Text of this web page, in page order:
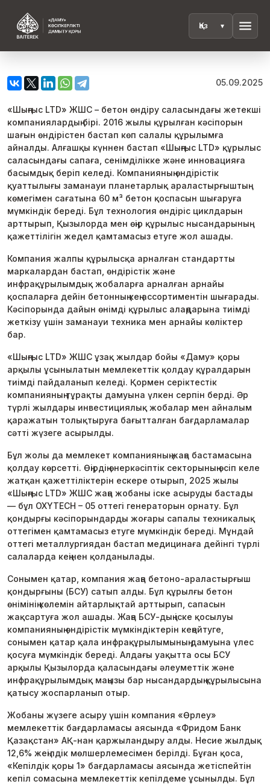
menu
05.09.2025
«Шыңғыс LTD» ЖШС – бетон өндіру саласындағы жетекші
компаниялардың бірі. 2016 жылы құрылған кәсіпорын
шағын өндірістен бастап көп салалы құрылымға
айналды. Алғашқы күннен бастап «Шыңғыс LTD» құрылыс
саласындағы сапаға, сенімділікке және инновацияға
басымдық беріп келеді. Компанияның өндірістік
қуаттылығы заманауи планетарлық араластырғыштың
көмегімен сағатына 60 м³ бетон қоспасын шығаруға
мүмкіндік береді. Бұл технология өндіріс циклдарын
арттырып, Қызылорда мен өңір құрылыс нысандарының
қажеттілігін жедел қамтамасыз етуге жол ашады.
Компания жалпы құрылысқа арналған стандартты
маркалардан бастап, өндірістік және
инфрақұрылымдық жобаларға арналған арнайы
қоспаларға дейін бетонның кең ассортиментін шығарады.
Кәсіпорында дайын өнімді құрылыс алаңдарына тиімді
жеткізу үшін заманауи техника мен арнайы көліктер
бар.
«Шыңғыс LTD» ЖШС ұзақ жылдар бойы «Даму» қоры
арқылы ұсынылатын мемлекеттік қолдау құралдарын
тиімді пайдаланып келеді. Қормен серіктестік
компанияның тұрақты дамуына үлкен серпін берді. Әр
түрлі жылдары инвестициялық жобалар мен айналым
қаражатын толықтыруға бағытталған бағдарламалар
сәтті жүзеге асырылды.
Бұл жолы да мемлекет компанияның жаңа бастамасына
қолдау көрсетті. Өңірдің өнеркәсіптік секторының өсіп келе
жатқан қажеттіліктерін ескере отырып, 2025 жылы
«Шыңғыс LTD» ЖШС жаңа жобаны іске асыруды бастады
— бұл OXYTECH – 05 оттегі генераторын орнату. Бұл
қондырғы кәсіпорындарды жоғары сапалы техникалық
оттегімен қамтамасыз етуге мүмкіндік береді. Мұндай
оттегі металлургиядан бастап медицинаға дейінгі түрлі
салаларда кеңінен қолданылады.
Сонымен қатар, компания жаңа бетоно-араластырғыш
қондырғыны (БСУ) сатып алды. Бұл құрылғы бетон
өнімінің көлемін айтарлықтай арттырып, сапасын
жақсартуға жол ашады. Жаңа БСУ-дың іске қосылуы
компанияның өндірістік мүмкіндіктерін кеңейтуге,
сонымен қатар қала инфрақұрылымының дамуына үлес
қосуға мүмкіндік береді. Алдағы уақытта осы БСУ
арқылы Қызылорда қаласындағы әлеуметтік және
инфрақұрылымдық маңызы бар нысандардың құрылысына
қатысу жоспарланып отыр.
Жобаны жүзеге асыру үшін компания «Өрлеу»
мемлекеттік бағдарламасы аясында «Фридом Банк
Қазақстан» АҚ-нан қаржыландыру алды. Несие жылдық
12,6% жеңілдік мөлшерлемесімен берілді. Бұған қоса,
«Кепілдік қоры 1» бағдарламасы аясында жетіспейтін
кепіл сомасына мемлекеттік кепілдеме ұсынылды. Бұл